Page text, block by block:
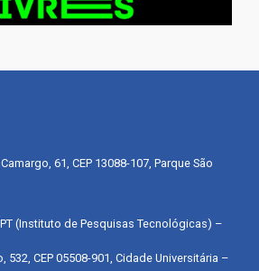
61, CEP 13088-107, Parque São
(Instituto de Pesquisas Tecnológicas) –
532, CEP 05508-901, Cidade Universitária –